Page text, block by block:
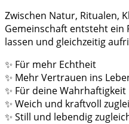
Zwischen Natur, Ritualen,
Gemeinschaft entsteht ein
lassen und gleichzeitig
✨ Für mehr Echtheit
✨ Mehr Vertrauen ins
✨ Für deine Wahrhaftigkeit
✨ Weich und kraftvoll
✨ Still und lebendig